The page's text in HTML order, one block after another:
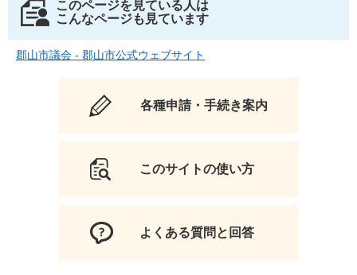
このページを見ている人は
こんなページも見ています
郡山市議会 - 郡山市公式ウェブサイト
各種申請・手続き案内
このサイトの使い方
よくある質問と回答